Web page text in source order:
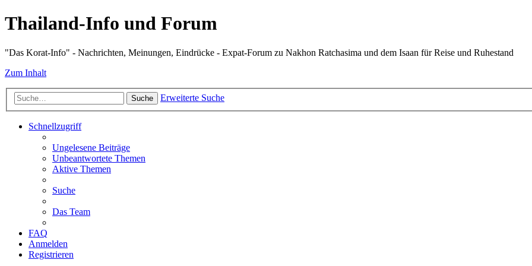
Thailand-Info und Forum
"Das Korat-Info" - Nachrichten, Meinungen, Eindrücke - Expat-Forum zu Nakhon Ratchasima und dem Isaan für Reise und Ruhestand
Zum Inhalt
Suche Erweiterte Suche
Schnellzugriff
Ungelesene Beiträge
Unbeantwortete Themen
Aktive Themen
Suche
Das Team
FAQ
Anmelden
Registrieren